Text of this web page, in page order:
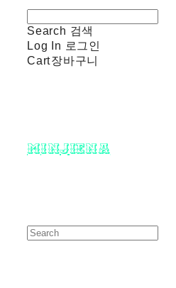
Search 검색
Log In 로그인
Cart장바구니
minjiena